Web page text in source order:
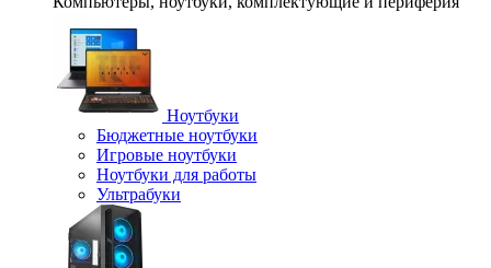
Ноутбуки
Бюджетные ноутбуки
Игровые ноутбуки
Ноутбуки для работы
Ультрабуки